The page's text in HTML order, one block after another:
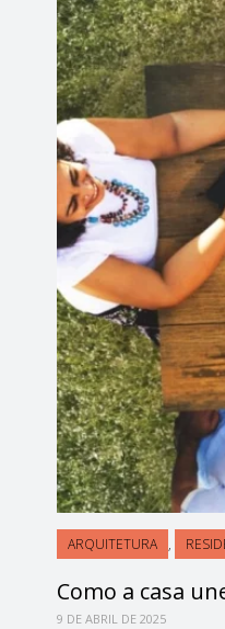
ARQUITETURA ,
Como a casa
9 DE ABRIL DE 2025